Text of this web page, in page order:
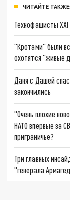
ЧИТАЙТЕ
Технофашисты XXI
"Кротами" были
охотятся "живые
Даня с Дашей
закончились
"Очень плохие
НАТО впервые за
приграничье?
Три главных
"генерала